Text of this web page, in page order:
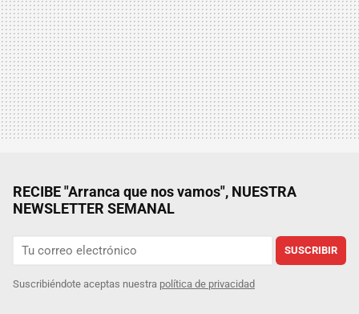
RECIBE "Arranca que nos vamos", NUESTRA
NEWSLETTER SEMANAL
SUSCRIBIR
Suscribiéndote aceptas nuestra política de privacidad